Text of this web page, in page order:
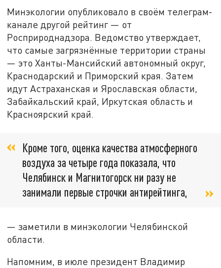
Минэкологии опубликовало в своём телеграм-
канале другой рейтинг — от
Росприроднадзора. Ведомство утверждает,
что самые загрязнённые территории страны
— это Ханты-Мансийский автономный округ,
Краснодарский и Приморский края. Затем
идут Астраханская и Ярославская области,
Забайкальский край, Иркутская область и
Красноярский край.
Кроме того, оценка качества атмосферного
воздуха за четыре года показала, что
Челябинск и Магнитогорск ни разу не
занимали первые строчки антирейтинга,
— заметили в минэкологии Челябинской
области.
Напомним, в июле президент Владимир